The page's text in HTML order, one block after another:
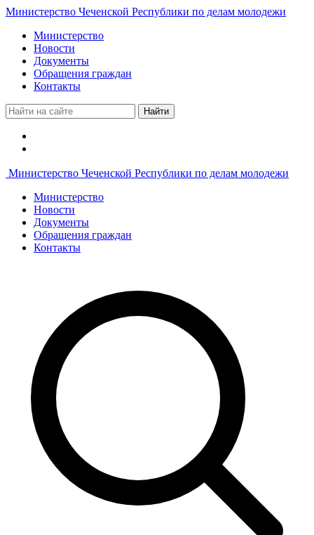
Министерство Чеченской Республики по делам молодежи
Министерство
Новости
Документы
Обращения граждан
Контакты
Найти
Министерство Чеченской Республики по делам молодежи
Министерство
Новости
Документы
Обращения граждан
Контакты